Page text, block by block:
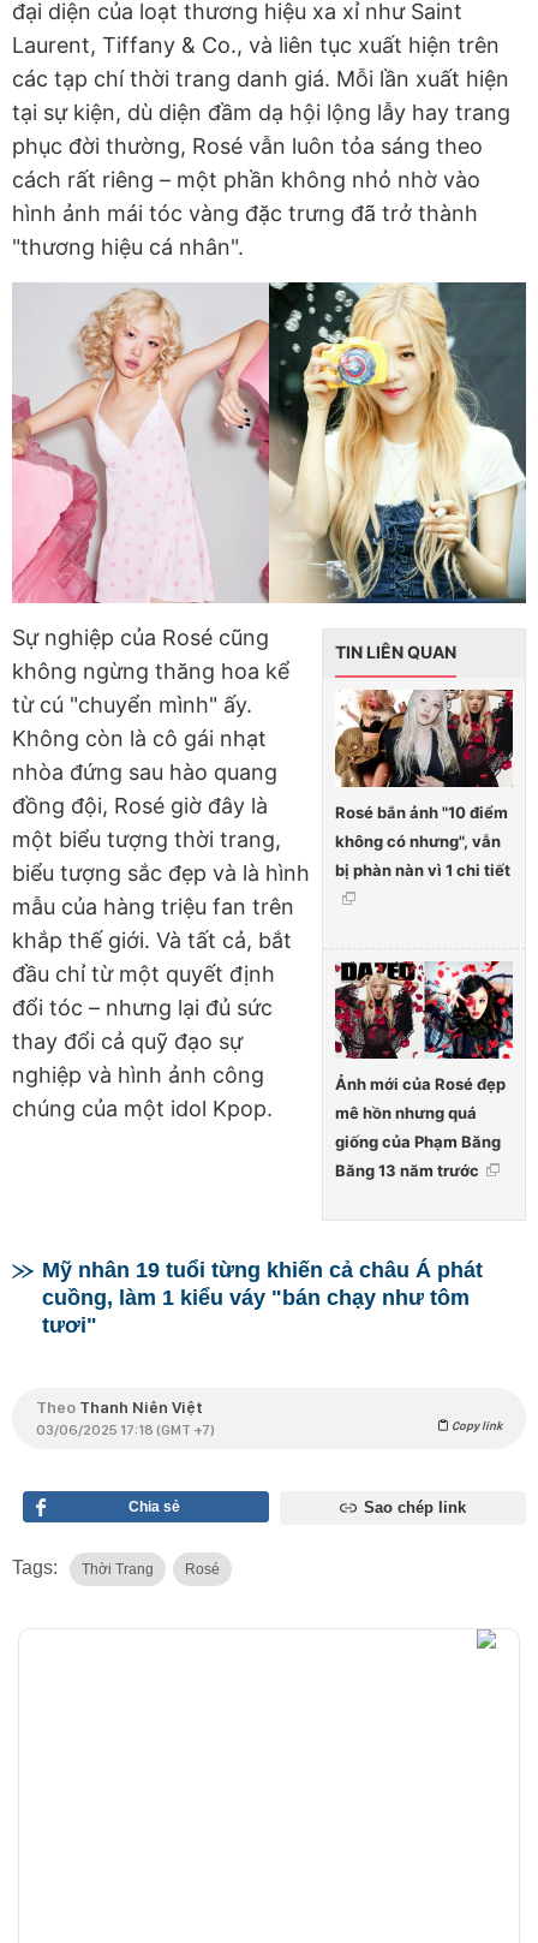
đại diện của loạt thương hiệu xa xỉ như Saint
Laurent, Tiffany & Co., và liên tục xuất hiện trên
các tạp chí thời trang danh giá. Mỗi lần xuất hiện
tại sự kiện, dù diện đầm dạ hội lộng lẫy hay trang
phục đời thường, Rosé vẫn luôn tỏa sáng theo
cách rất riêng – một phần không nhỏ nhờ vào
hình ảnh mái tóc vàng đặc trưng đã trở thành
"thương hiệu cá nhân".
TIN LIÊN QUAN
Rosé bắn ảnh "10 điểm
không có nhưng", vẫn
bị phàn nàn vì 1 chi tiết
Ảnh mới của Rosé đẹp
mê hồn nhưng quá
giống của Phạm Băng
Băng 13 năm trước
Sự nghiệp của Rosé cũng
không ngừng thăng hoa kể
từ cú "chuyển mình" ấy.
Không còn là cô gái nhạt
nhòa đứng sau hào quang
đồng đội, Rosé giờ đây là
một biểu tượng thời trang,
biểu tượng sắc đẹp và là hình
mẫu của hàng triệu fan trên
khắp thế giới. Và tất cả, bắt
đầu chỉ từ một quyết định
đổi tóc – nhưng lại đủ sức
thay đổi cả quỹ đạo sự
nghiệp và hình ảnh công
chúng của một idol Kpop.
Mỹ nhân 19 tuổi từng khiến cả châu Á phát
cuồng, làm 1 kiểu váy "bán chạy như tôm
tươi"
Theo Thanh Niên Việt
03/06/2025 17:18 (GMT +7) Copy link
Chia sẻ Sao chép link
Tags: Thời Trang Rosé